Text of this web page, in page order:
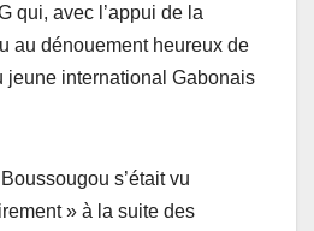
qui, avec l’appui de la
au dénouement heureux de
jeune international Gabonais
s’était vu
» à la suite des